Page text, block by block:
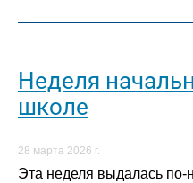
Неделя
школе
28 марта 2026 г.
Эта неделя выдалась